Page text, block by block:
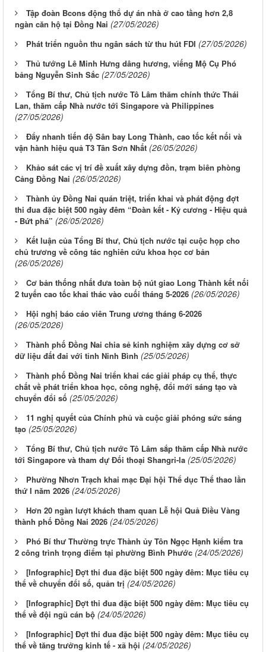
Tập đoàn Bcons động thổ dự án nhà ở cao tầng hơn 2,8
ngàn căn hộ tại Đồng Nai (27/05/2026)
Phát triển nguồn thu ngân sách từ thu hút FDI (27/05/2026)
Thủ tướng Lê Minh Hưng dâng hương, viếng Mộ Cụ Phó
bảng Nguyễn Sinh Sắc (27/05/2026)
Tổng Bí thư, Chủ tịch nước Tô Lâm thăm chính thức Thái
Lan, thăm cấp Nhà nước tới Singapore và Philippines
(27/05/2026)
Đẩy nhanh tiến độ Sân bay Long Thành, cao tốc kết nối và
vận hành hiệu quả T3 Tân Sơn Nhất (26/05/2026)
Khảo sát các vị trí đề xuất xây dựng đồn, trạm biên phòng
Cảng Đồng Nai (26/05/2026)
Thành ủy Đồng Nai quán triệt, triển khai và phát động đợt
thi đua đặc biệt 500 ngày đêm “Đoàn kết - Kỷ cương - Hiệu quả
- Bứt phá” (26/05/2026)
Kết luận của Tổng Bí thư, Chủ tịch nước tại cuộc họp cho
chủ trương về công tác nghiên cứu khoa học cơ bản
(26/05/2026)
Cơ bản thống nhất đưa toàn bộ nút giao Long Thành kết nối
2 tuyến cao tốc khai thác vào cuối tháng 5-2026 (26/05/2026)
Hội nghị báo cáo viên Trung ương tháng 6-2026
(26/05/2026)
Thành phố Đồng Nai chia sẻ kinh nghiệm xây dựng cơ sở
dữ liệu đất đai với tỉnh Ninh Bình (25/05/2026)
Thành phố Đồng Nai triển khai các giải pháp cụ thể, thực
chất về phát triển khoa học, công nghệ, đổi mới sáng tạo và
chuyển đổi số (25/05/2026)
11 nghị quyết của Chính phủ và cuộc giải phóng sức sáng
tạo (25/05/2026)
Tổng Bí thư, Chủ tịch nước Tô Lâm sắp thăm cấp Nhà nước
tới Singapore và tham dự Đối thoại Shangri-la (25/05/2026)
Phường Nhơn Trạch khai mạc Đại hội Thể dục Thể thao lần
thứ I năm 2026 (24/05/2026)
Hơn 20 ngàn lượt khách tham quan Lễ hội Quả Điều Vàng
thành phố Đồng Nai 2026 (24/05/2026)
Phó Bí thư Thường trực Thành ủy Tôn Ngọc Hạnh kiểm tra
2 công trình trọng điểm tại phường Bình Phước (24/05/2026)
[Infographic] Đợt thi đua đặc biệt 500 ngày đêm: Mục tiêu cụ
thể về chuyển đổi số, quản trị (24/05/2026)
[Infographic] Đợt thi đua đặc biệt 500 ngày đêm: Mục tiêu cụ
thể về đội ngũ cán bộ (24/05/2026)
[Infographic] Đợt thi đua đặc biệt 500 ngày đêm: Mục tiêu cụ
thể về tăng trưởng kinh tế - xã hội (24/05/2026)